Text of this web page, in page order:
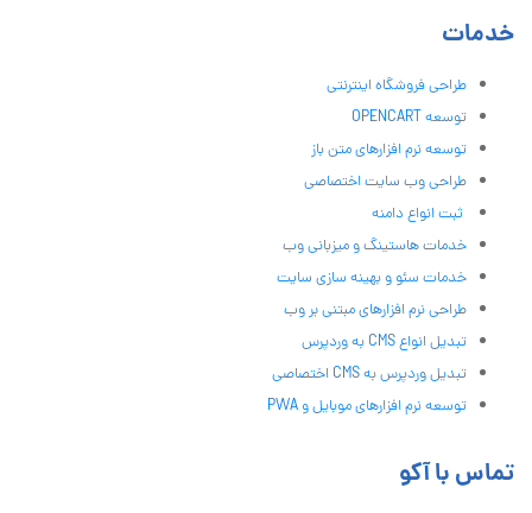
خدمات
طراحی فروشگاه اینترنتی
توسعه OPENCART
توسعه نرم افزارهای متن باز
طراحی وب سایت اختصاصی
ثبت انواع دامنه
خدمات هاستینگ و میزبانی وب
خدمات سئو و بهینه سازی سایت
طراحی نرم افزارهای مبتنی بر وب
تبدیل انواع CMS به وردپرس
تبدیل وردپرس به CMS اختصاصی
توسعه نرم افزارهای موبایل و PWA
تماس با آکو